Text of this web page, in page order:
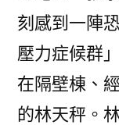
刻感到一陣
壓力症候群
在隔壁棟、
的林天秤。